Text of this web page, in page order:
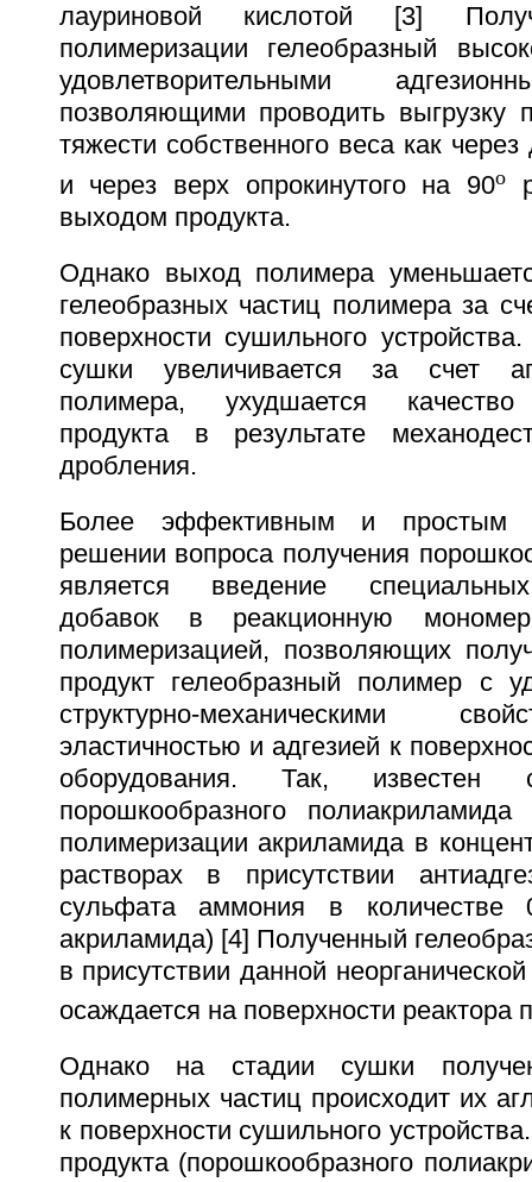
лауриновой кислотой [3]
полимеризации гелеобразный
удовлетворительными
позволяющими проводить выгрузку
тяжести собственного веса как
и через верх опрокинутого на 90o
выходом продукта.
Однако выход полимера
гелеобразных частиц полимера за
поверхности сушильного
сушки увеличивается за счет
полимера, ухудшается качество
продукта в результате
дробления.
Более эффективным и простым в
решении вопроса получения
является введение
добавок в реакционную
полимеризацией, позволяющих
продукт гелеобразный полимер с
структурно-механическими
эластичностью и адгезией к
оборудования. Так, известен
порошкообразного
полимеризации акриламида в
растворах в присутствии
сульфата аммония в
акриламида) [4] Полученный
в присутствии данной
осаждается на поверхности реактора
Однако на стадии сушки
полимерных частиц происходит их
к поверхности сушильного
продукта (порошкообразного